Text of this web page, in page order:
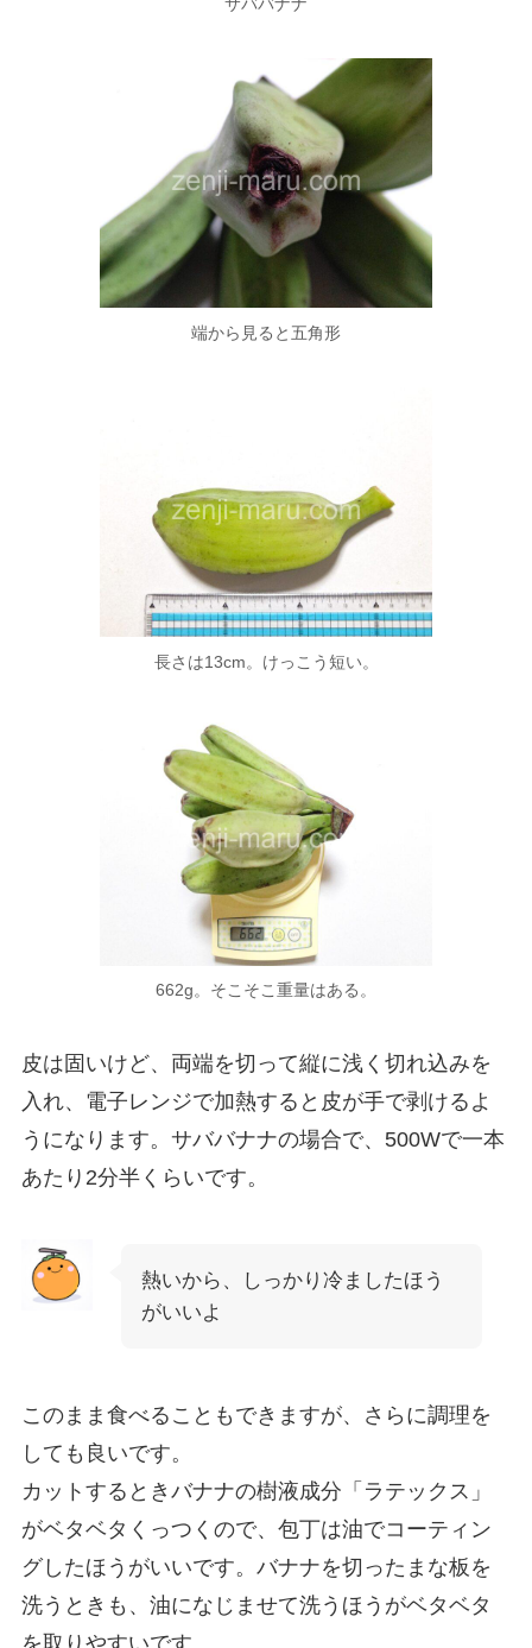
端から見ると五角形
長さは13cm。けっこう短い。
662g。そこそこ重量はある。
皮は固いけど、両端を切って縦に浅く切れ込みを
入れ、電子レンジで加熱すると皮が手で剥けるよ
うになります。サババナナの場合で、500Wで一本
あたり2分半くらいです。
熱いから、しっかり冷ましたほう
がいいよ
このまま食べることもできますが、さらに調理を
しても良いです。
カットするときバナナの樹液成分「ラテックス」
がベタベタくっつくので、包丁は油でコーティン
グしたほうがいいです。バナナを切ったまな板を
洗うときも、油になじませて洗うほうがベタベタ
を取りやすいです。